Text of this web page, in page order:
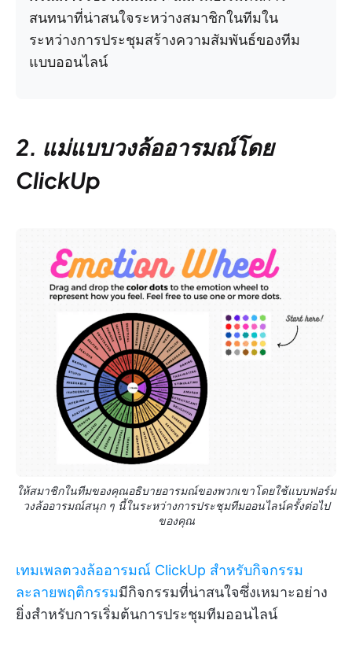
สนทนาที่น่าสนใจระหว่างสมาชิกในทีมใน
ระหว่างการประชุมสร้างความสัมพันธ์ของทีม
แบบออนไลน์
2. แม่แบบวงล้ออารมณ์โดย
ClickUp
ให้สมาชิกในทีมของคุณอธิบายอารมณ์ของพวกเขาโดยใช้แบบฟอร์ม
วงล้ออารมณ์สนุก ๆ นี้ในระหว่างการประชุมทีมออนไลน์ครั้งต่อไป
ของคุณ
เทมเพลตวงล้ออารมณ์ ClickUp สำหรับกิจกรรม
ละลายพฤติกรรมมีกิจกรรมที่น่าสนใจซึ่งเหมาะอย่าง
ยิ่งสำหรับการเริ่มต้นการประชุมทีมออนไลน์